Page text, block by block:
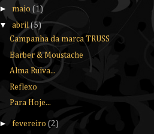
maio (1)
abril(5)
Campanha da marca TRUSS
Barber & Moustache
Alma Ruiva...
Reflexo
Para Hoje...
fevereiro (2)